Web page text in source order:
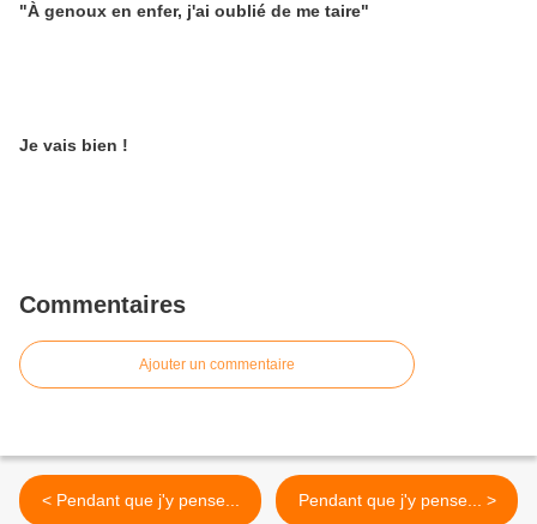
"À genoux en enfer, j'ai oublié de me taire"
Je vais bien !
Commentaires
Ajouter un commentaire
< Pendant que j'y pense... Pendant que j'y pense... >